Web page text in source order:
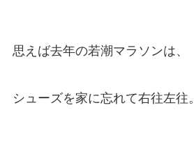
思えば去年の若潮マラソンは、
シューズを家に忘れて右往左往。